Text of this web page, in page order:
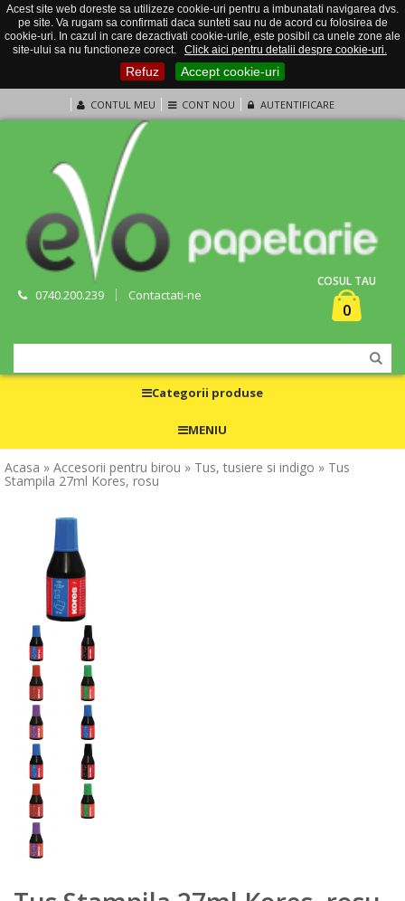
Acest site web doreste sa utilizeze cookie-uri pentru a imbunatati navigarea dvs.
pe site. Va rugam sa confirmati daca sunteti sau nu de acord cu folosirea de
cookie-uri. In cazul in care dezactivati cookie-urile, este posibil ca unele zone ale
site-ului sa nu functioneze corect.
Click aici pentru detalii despre cookie-uri.
Refuz Accept cookie-uri
CONTUL MEU CONT NOU AUTENTIFICARE
0740.200.239 Contactati-ne
COSUL TAU
0
Categorii produse
MENIU
Acasa » Accesorii pentru birou » Tus, tusiere si indigo » Tus
Stampila 27ml Kores, rosu